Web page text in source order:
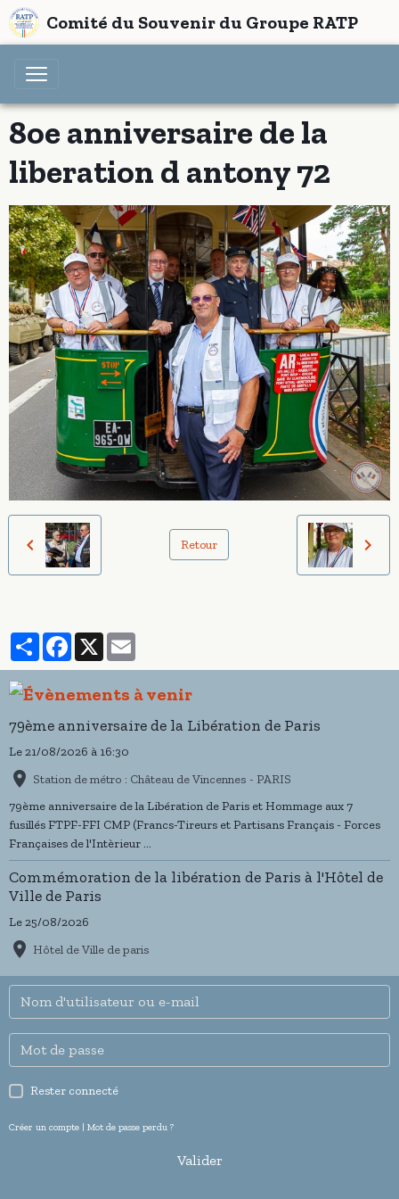
Comité du Souvenir du Groupe RATP
8oe anniversaire de la
liberation d antony 72
Retour
PartagerFacebook
X
79ème anniversaire de la Libération de Paris
Le 21/08/2026 à 16:30
Station de métro : Château de Vincennes - PARIS
79ème anniversaire de la Libération de Paris et Hommage aux 7
fusillés FTPF-FFI CMP (Francs-Tireurs et Partisans Français - Forces
Françaises de l'Intèrieur ...
Commémoration de la libération de Paris à l'Hôtel de
Ville de Paris
Le 25/08/2026
Hôtel de Ville de paris
Rester connecté
Créer un compte | Mot de passe perdu ?
Valider